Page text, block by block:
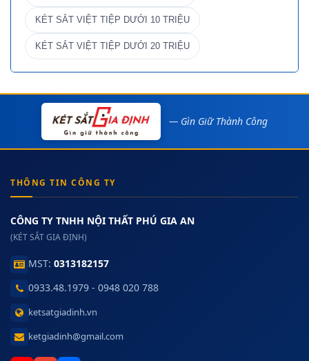
KÉT SẮT VIỆT TIỆP DƯỚI 10 TRIỆU
KÉT SẮT VIỆT TIỆP DƯỚI 20 TRIỆU
— Gìn Giữ Thành Công
THÔNG TIN CÔNG TY
CÔNG TY TNHH NỘI THẤT PHÚ GIA AN
(KÉT SẮT GIA ĐỊNH)
MST: 0313182157
0933.48.1979 - 0948 020 788
ketsatgiadinh.vn
ketgiadinh@gmail.com